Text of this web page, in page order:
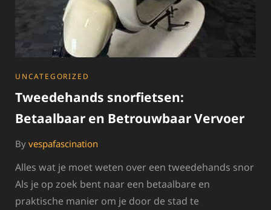
CATEGORIES
UNCATEGORIZED
Tweedehands snorfietsen:
Betaalbaar en Betrouwbaar Vervoer
By vespafascination
Alles wat je moet weten over een tweedehands snor
Als je op zoek bent naar een betaalbare en
praktische manier om je door de stad te